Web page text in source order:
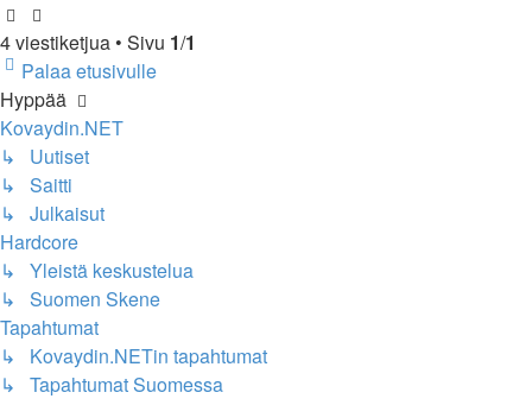
4 viestiketjua • Sivu 1/1
Palaa etusivulle
Hyppää
Kovaydin.NET
↳ Uutiset
↳ Saitti
↳ Julkaisut
Hardcore
↳ Yleistä keskustelua
↳ Suomen Skene
Tapahtumat
↳ Kovaydin.NETin tapahtumat
↳ Tapahtumat Suomessa